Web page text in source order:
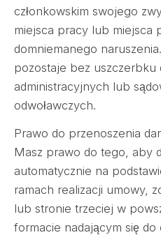
członkowskim swojego
miejsca pracy lub miejsca
domniemanego
pozostaje bez uszczerbku
administracyjnych lub
odwoławczych.
Prawo do przenoszenia
Masz prawo do tego, aby
automatycznie na
ramach realizacji umowy,
lub stronie trzeciej w
formacie nadającym się